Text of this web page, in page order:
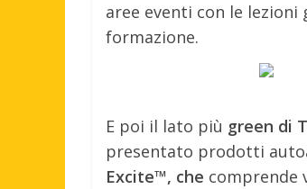
aree eventi con le
formazione.
E poi il lato più green di
presentato prodotti
Excite™, che comprende